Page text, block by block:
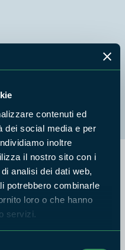
contenuti ed
dei social media e per
inoltre
il nostro sito con i
analisi dei dati web,
potrebbero combinarle
loro o che hanno
servizi.
di interesse
della Riserva Naturale